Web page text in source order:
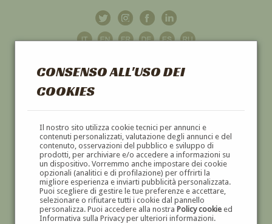
CONSENSO ALL'USO DEI
COOKIES
Il nostro sito utilizza cookie tecnici per annunci e
contenuti personalizzati, valutazione degli annunci e del
contenuto, osservazioni del pubblico e sviluppo di
prodotti, per archiviare e/o accedere a informazioni su
un dispositivo. Vorremmo anche impostare dei cookie
opzionali (analitici e di profilazione) per offrirti la
migliore esperienza e inviarti pubblicità personalizzata.
Puoi scegliere di gestire le tue preferenze e accettare,
selezionare o rifiutare tutti i cookie dal pannello
personalizza. Puoi accedere alla nostra Policy cookieed
Informativa sulla Privacy per ulteriori informazioni.
GALLERIAD'ARTE
DIPINTI E SCULTURE '800 E '900